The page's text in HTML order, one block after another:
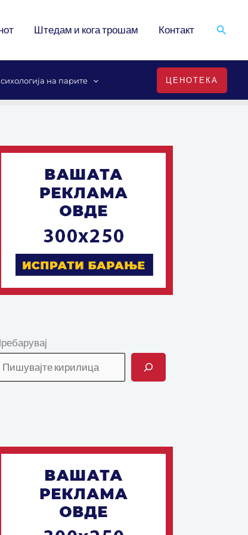
Штедам и кога трошам Контакт Search
на парите ЦЕНОТЕКА